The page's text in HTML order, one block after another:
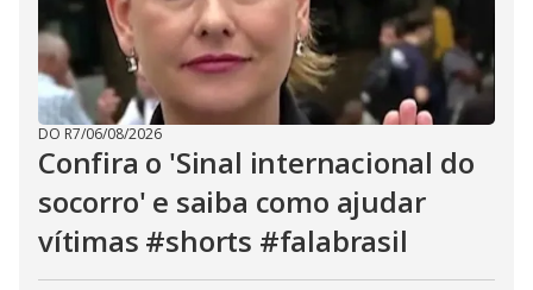
DO R7/06/08/2026
Confira o 'Sinal internacional do
socorro' e saiba como ajudar
vítimas #shorts #falabrasil